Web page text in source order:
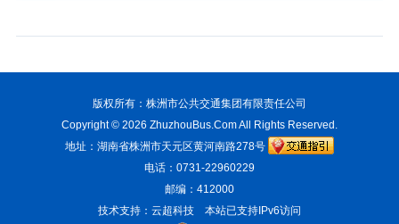
版权所有：株洲市公共交通集团有限责任公司
Copyright © 2026 ZhuzhouBus.ComAll Rights Reserved.
地址：湖南省株洲市天元区黄河南路278号
电话：0731-22960229
邮编：412000
技术支持：云超科技 本站已支持IPv6访问